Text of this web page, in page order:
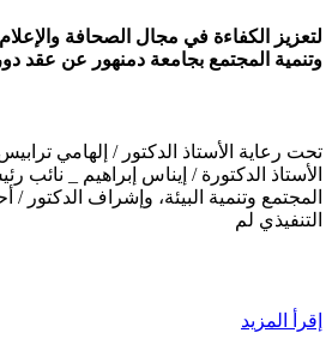
لتعزيز الكفاءة في مجال الصحافة
وتنمية المجتمع بجامعة دمنهور عن عقد
الأستاذ الدكتورة / إيناس إبراهيم _
المجتمع وتنمية البيئة، وإشراف الدكتور /
التنفيذي لم
إقرأ المزيد